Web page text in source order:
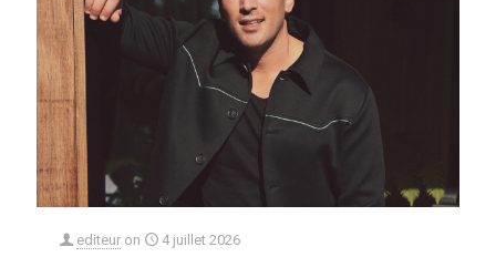
editeur on 4 juillet 2026